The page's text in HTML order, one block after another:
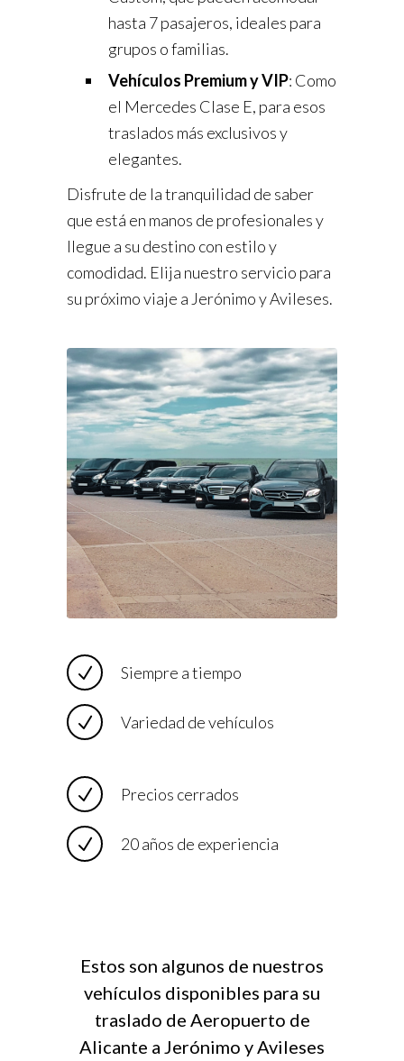
hasta 7 pasajeros, ideales para
grupos o familias.
Vehículos Premium y VIP: Como
el Mercedes Clase E, para esos
traslados más exclusivos y
elegantes.
Disfrute de la tranquilidad de saber
que está en manos de profesionales y
llegue a su destino con estilo y
comodidad. Elija nuestro servicio para
su próximo viaje a Jerónimo y Avileses.
Siempre a tiempo
Variedad de vehículos
Precios cerrados
20 años de experiencia
Estos son algunos de nuestros
vehículos disponibles para su
traslado de Aeropuerto de
Alicante a Jerónimo y Avileses